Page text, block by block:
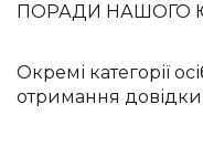
ПОРАДИ НАШОГО
Окремі категорії
отримання